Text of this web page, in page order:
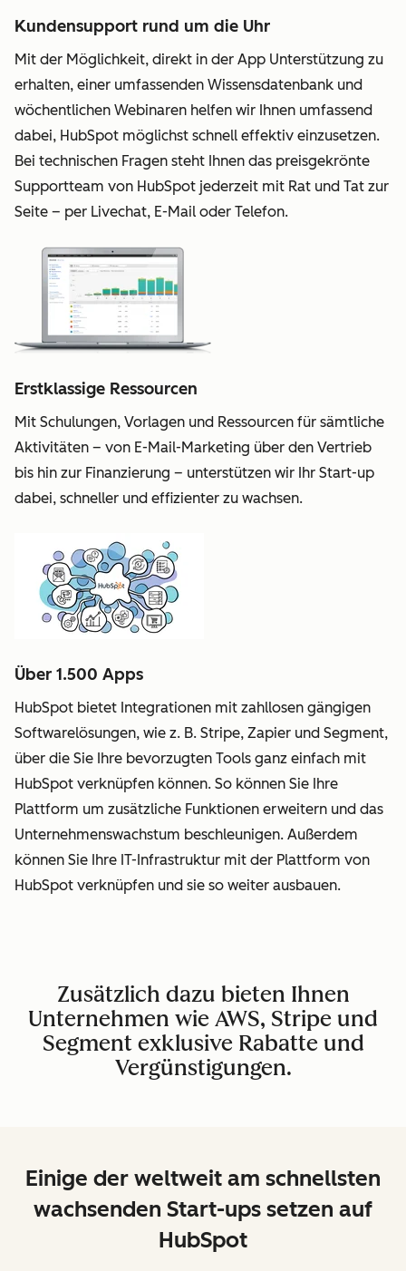
Kundensupport rund um die Uhr
Mit der Möglichkeit, direkt in der App Unterstützung zu
erhalten, einer umfassenden Wissensdatenbank und
wöchentlichen Webinaren helfen wir Ihnen umfassend
dabei, HubSpot möglichst schnell effektiv einzusetzen.
Bei technischen Fragen steht Ihnen das preisgekrönte
Supportteam von HubSpot jederzeit mit Rat und Tat zur
Seite – per Livechat, E-Mail oder Telefon.
Erstklassige Ressourcen
Mit Schulungen, Vorlagen und Ressourcen für sämtliche
Aktivitäten – von E-Mail-Marketing über den Vertrieb
bis hin zur Finanzierung – unterstützen wir Ihr Start-up
dabei, schneller und effizienter zu wachsen.
Über 1.500 Apps
HubSpot bietet Integrationen mit zahllosen gängigen
Softwarelösungen, wie z. B. Stripe, Zapier und Segment,
über die Sie Ihre bevorzugten Tools ganz einfach mit
HubSpot verknüpfen können. So können Sie Ihre
Plattform um zusätzliche Funktionen erweitern und das
Unternehmenswachstum beschleunigen. Außerdem
können Sie Ihre IT-Infrastruktur mit der Plattform von
HubSpot verknüpfen und sie so weiter ausbauen.
Zusätzlich dazu bieten Ihnen
Unternehmen wie AWS, Stripe und
Segment exklusive Rabatte und
Vergünstigungen.
Einige der weltweit am schnellsten
wachsenden Start-ups setzen auf
HubSpot